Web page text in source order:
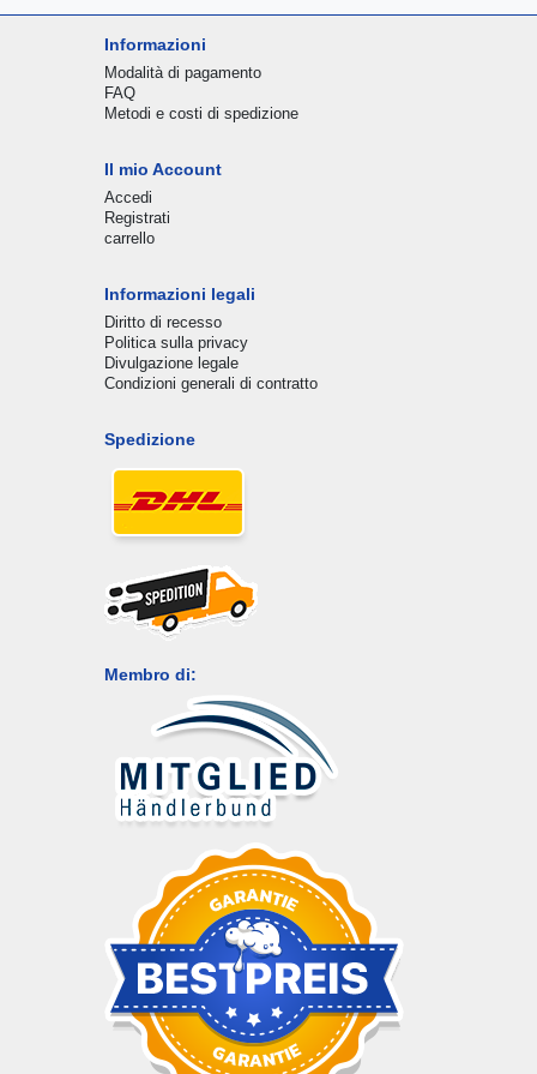
Informazioni
Modalità di pagamento
FAQ
Metodi e costi di spedizione
Il mio Account
Accedi
Registrati
carrello
Informazioni legali
Diritto di recesso
Politica sulla privacy
Divulgazione legale
Condizioni generali di contratto
Spedizione
Membro di: